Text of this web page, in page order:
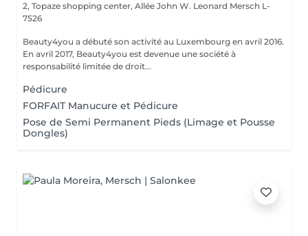
2, Topaze shopping center, Allée John W. Leonard Mersch L-
7526
Beauty4you a débuté son activité au Luxembourg en avril 2016.
En avril 2017, Beauty4you est devenue une société à
responsabilité limitée de droit...
Pédicure
FORFAIT Manucure et Pédicure
Pose de Semi Permanent Pieds (Limage et Pousse
Dongles)